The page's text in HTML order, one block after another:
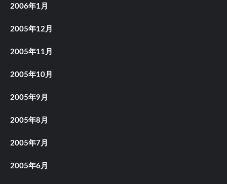
2006年1月
2005年12月
2005年11月
2005年10月
2005年9月
2005年8月
2005年7月
2005年6月